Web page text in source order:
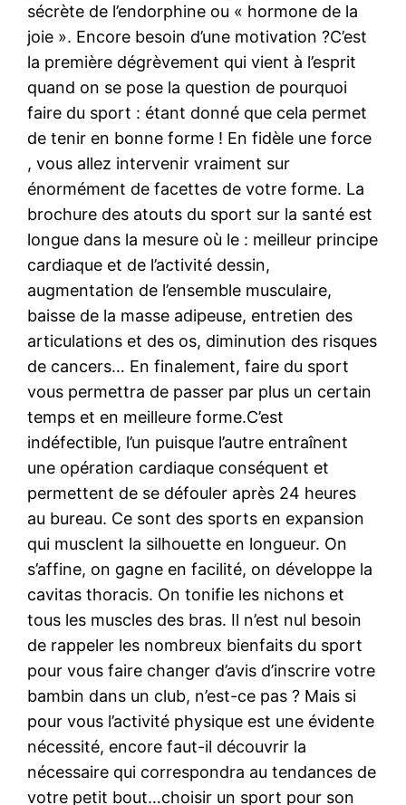
sécrète de l’endorphine ou « hormone de la
joie ». Encore besoin d’une motivation ?C’est
la première dégrèvement qui vient à l’esprit
quand on se pose la question de pourquoi
faire du sport : étant donné que cela permet
de tenir en bonne forme ! En fidèle une force
, vous allez intervenir vraiment sur
énormément de facettes de votre forme. La
brochure des atouts du sport sur la santé est
longue dans la mesure où le : meilleur principe
cardiaque et de l’activité dessin,
augmentation de l’ensemble musculaire,
baisse de la masse adipeuse, entretien des
articulations et des os, diminution des risques
de cancers… En finalement, faire du sport
vous permettra de passer par plus un certain
temps et en meilleure forme.C’est
indéfectible, l’un puisque l’autre entraînent
une opération cardiaque conséquent et
permettent de se défouler après 24 heures
au bureau. Ce sont des sports en expansion
qui musclent la silhouette en longueur. On
s’affine, on gagne en facilité, on développe la
cavitas thoracis. On tonifie les nichons et
tous les muscles des bras. Il n’est nul besoin
de rappeler les nombreux bienfaits du sport
pour vous faire changer d’avis d’inscrire votre
bambin dans un club, n’est-ce pas ? Mais si
pour vous l’activité physique est une évidente
nécessité, encore faut-il découvrir la
nécessaire qui correspondra au tendances de
votre petit bout…choisir un sport pour son